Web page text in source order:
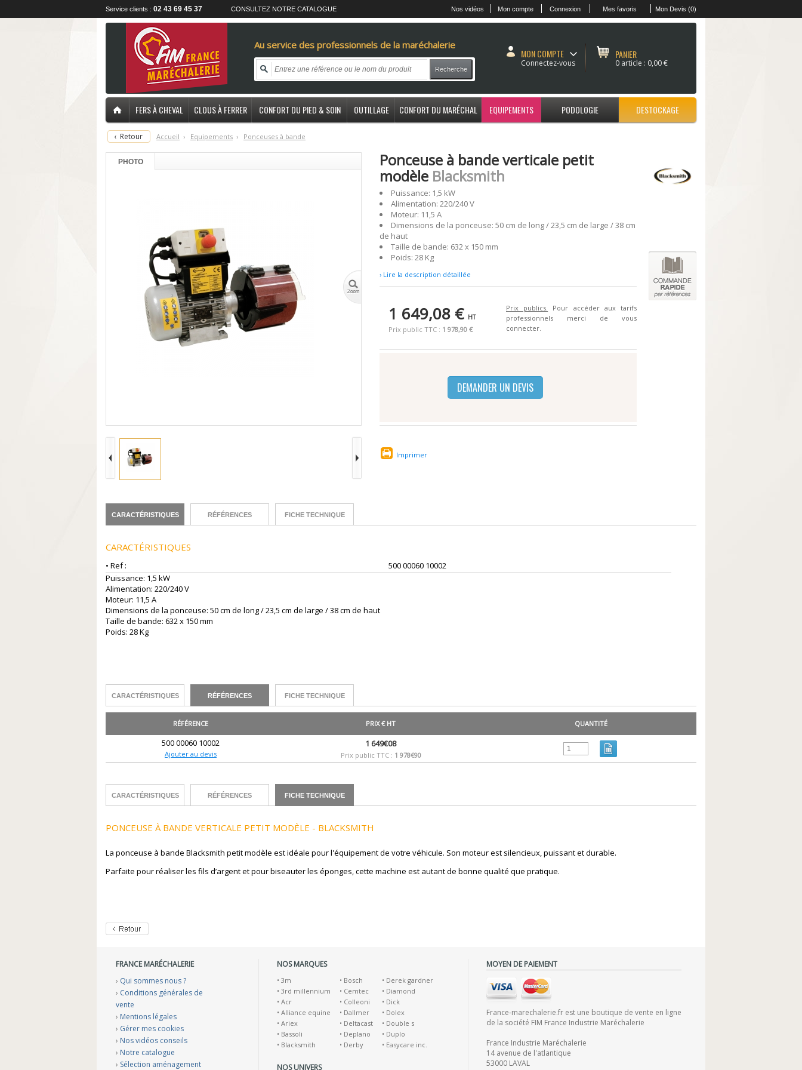
Service clients : 02 43 69 45 37 CONSULTEZ NOTRE CATALOGUE Nos vidéos Mon compte Connexion Mes favoris Mon Devis (0)
Au service des professionnels de la maréchalerie
Recherche
MON COMPTE
Connectez-vous
PANIER
0 article : 0,00 €
FERS À CHEVAL CLOUS À FERRER CONFORT DU PIED & SOIN OUTILLAGE CONFORT DU MARÉCHAL EQUIPEMENTS PODOLOGIE DESTOCKAGE
‹ Retour Accueil › Equipements › Ponceuses à bande
PHOTO
Ponceuse à bande verticale petit
modèle Blacksmith
Puissance: 1,5 kW
Alimentation: 220/240 V
Moteur: 11,5 A
Dimensions de la ponceuse: 50 cm de long / 23,5 cm de large / 38 cm
de haut
Taille de bande: 632 x 150 mm
Poids: 28 Kg
› Lire la description détaillée
1 649,08 € HT
Prix public TTC : 1 978,90 €
Prix publics. Pour accéder aux tarifs
professionnels merci de vous
connecter.
DEMANDER UN DEVIS
Imprimer
CARACTÉRISTIQUES RÉFÉRENCES FICHE TECHNIQUE
CARACTÉRISTIQUES
• Ref :
500 00060 10002
Puissance: 1,5 kW
Alimentation: 220/240 V
Moteur: 11,5 A
Dimensions de la ponceuse: 50 cm de long / 23,5 cm de large / 38 cm de haut
Taille de bande: 632 x 150 mm
Poids: 28 Kg
CARACTÉRISTIQUES RÉFÉRENCES FICHE TECHNIQUE
RÉFÉRENCE PRIX € HT QUANTITÉ
500 00060 10002
Ajouter au devis
1 649€08
Prix public TTC : 1 978€90
CARACTÉRISTIQUES RÉFÉRENCES FICHE TECHNIQUE
PONCEUSE À BANDE VERTICALE PETIT MODÈLE - BLACKSMITH
La ponceuse à bande Blacksmith petit modèle est idéale pour l'équipement de votre véhicule. Son moteur est silencieux, puissant et durable.
Parfaite pour réaliser les fils d’argent et pour biseauter les éponges, cette machine est autant de bonne qualité que pratique.
FRANCE MARÉCHALERIE
› Qui sommes nous ?
› Conditions générales de
vente
› Mentions légales
› Gérer mes cookies
› Nos vidéos conseils
› Notre catalogue
› Sélection aménagement
NOS MARQUES
• 3m
• 3rd millennium
• Acr
• Alliance equine
• Ariex
• Bassoli
• Blacksmith
• Bosch
• Cemtec
• Colleoni
• Dallmer
• Deltacast
• Deplano
• Derby
• Derek gardner
• Diamond
• Dick
• Dolex
• Double s
• Duplo
• Easycare inc.
NOS UNIVERS
MOYEN DE PAIEMENT
France-marechalerie.fr est une boutique de vente en ligne
de la société FIM France Industrie Maréchalerie
France Industrie Maréchalerie
14 avenue de l'atlantique
53000 LAVAL